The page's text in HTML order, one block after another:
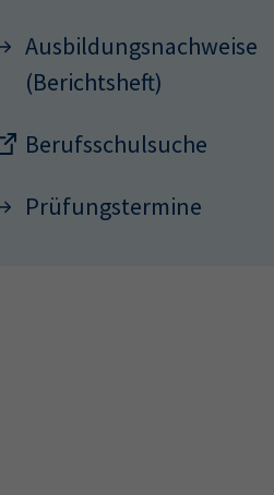
Ausbildungsnachweise
(Berichtsheft)
Berufsschulsuche
Prüfungstermine